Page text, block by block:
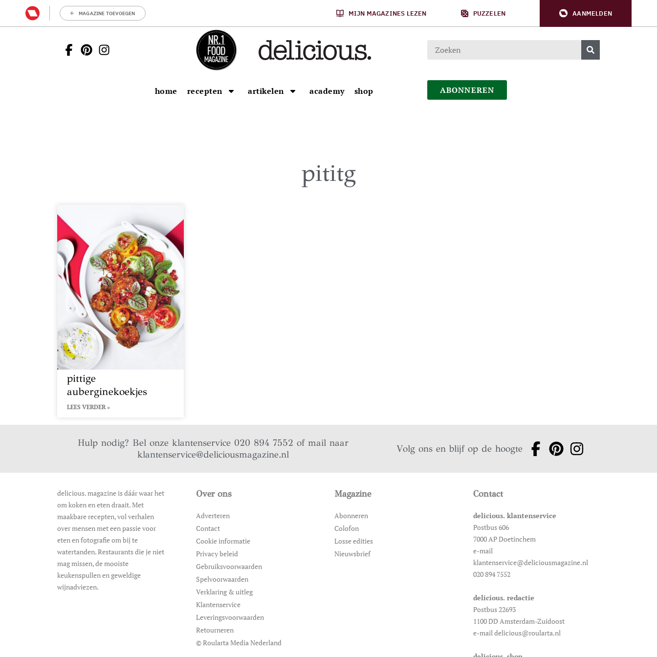
MAGAZINE TOEVOEGEN MIJN MAGAZINES LEZEN PUZZELEN AANMELDEN
home recepten artikelen academy shop ABONNEREN
pititg
pittige
auberginekoekjes
LEES VERDER »
Hulp nodig? Bel onze klantenservice 020 894 7552 of mail naar
klantenservice@deliciousmagazine.nl
Volg ons en blijf op de hoogte
delicious. magazine is dáár waar het
om koken en eten draait. Met
maakbare recepten, vol verhalen
over mensen met een passie voor
eten en fotografie om bij te
watertanden. Restaurants die je niet
mag missen, de mooiste
keukenspullen en geweldige
wijnadviezen.
Over ons
Adverteren
Contact
Cookie informatie
Privacy beleid
Gebruiksvoorwaarden
Spelvoorwaarden
Verklaring & uitleg
Klantenservice
Leveringsvoorwaarden
Retourneren
© Roularta Media Nederland
Magazine
Abonneren
Colofon
Losse edities
Nieuwsbrief
Contact
delicious. klantenservice
Postbus 606
7000 AP Doetinchem
e-mail
klantenservice@deliciousmagazine.nl
020 894 7552
delicious. redactie
Postbus 22693
1100 DD Amsterdam-Zuidoost
e-mail delicious@roularta.nl